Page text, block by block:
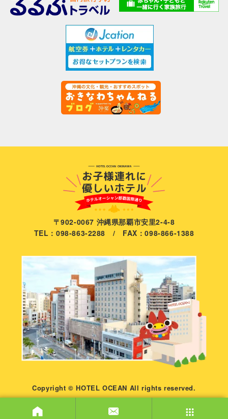
〒902-0067 沖縄県那覇市安里2-4-8
TEL：098-863-2288 / FAX：098-866-1388
Copyright © HOTEL OCEAN All rights reserved.